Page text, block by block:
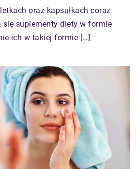
oraz kapsułkach coraz
się suplementy diety w formie
ich w takiej formie […]